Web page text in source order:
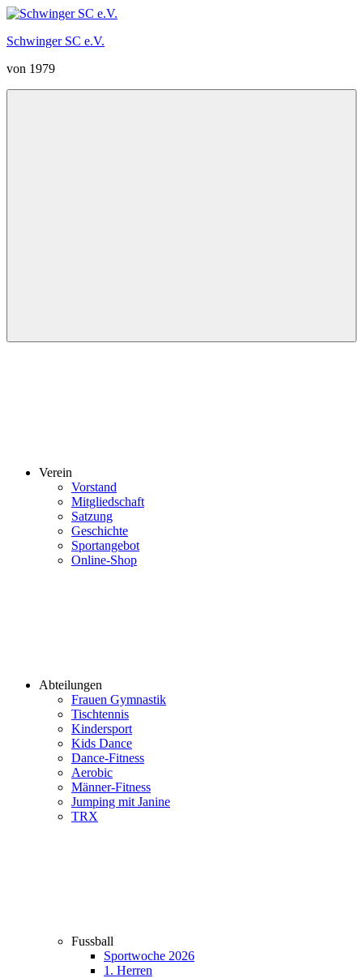
Zum
springen
Schwinger SC e.V.
von 1979
Verein
Vorstand
Mitgliedschaft
Satzung
Geschichte
Sportangebot
Online-Shop
Abteilungen
Frauen Gymnastik
Tischtennis
Kindersport
Kids Dance
Dance-Fitness
Aerobic
Männer-Fitness
Jumping mit Janine
TRX
Fussball
Sportwoche 2026
1. Herren